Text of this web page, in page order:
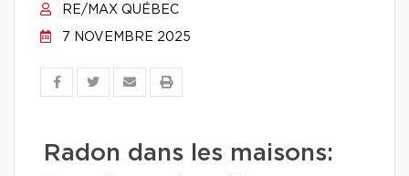
RE/MAX QUÉBEC
7 NOVEMBRE 2025
Radon dans les maisons: